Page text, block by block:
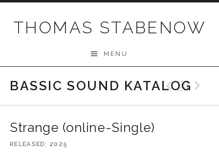
THOMAS STABENOW
MENU
BASSIC SOUND KATALOG
Strange (online-Single)
RELEASED 2025